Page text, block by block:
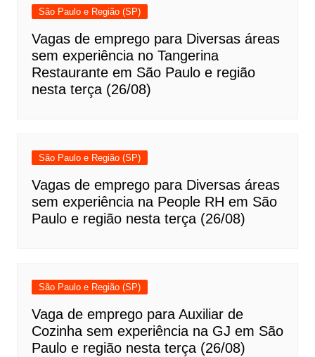
São Paulo e Região (SP)
Vagas de emprego para Diversas áreas
sem experiência no Tangerina
Restaurante em São Paulo e região
nesta terça (26/08)
São Paulo e Região (SP)
Vagas de emprego para Diversas áreas
sem experiência na People RH em São
Paulo e região nesta terça (26/08)
São Paulo e Região (SP)
Vaga de emprego para Auxiliar de
Cozinha sem experiência na GJ em São
Paulo e região nesta terça (26/08)